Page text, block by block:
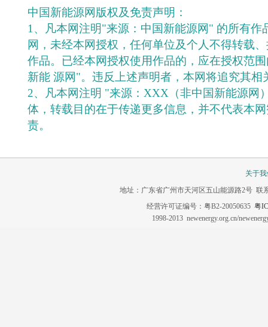
中国新能源网版权及免责声明：
1、凡本网注明"来源：中国新能源网" 的所有作
网，未经本网授权，任何单位及个人不得转载
作品。已经本网授权使用作品的，应在授权范
新能 源网"。违反上述声明者，本网将追究其相
2、凡本网注明 "来源：XXX（非中国新能源网
体，转载目的在于传递更多信息，并不代表本
责。
关于
地址：广东省广州市天河区五山能源路2号 联
经营许可证编号：粤B2-20050635 粤
1998-2013 newenergy.org.cn/